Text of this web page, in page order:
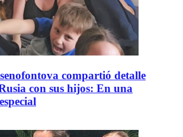
compartió detalle
con sus hijos: En una